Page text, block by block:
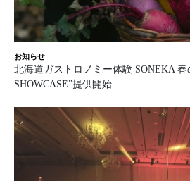
お知らせ
北海道ガストロノミー体験 SONEKA
SHOWCASE”提供開始